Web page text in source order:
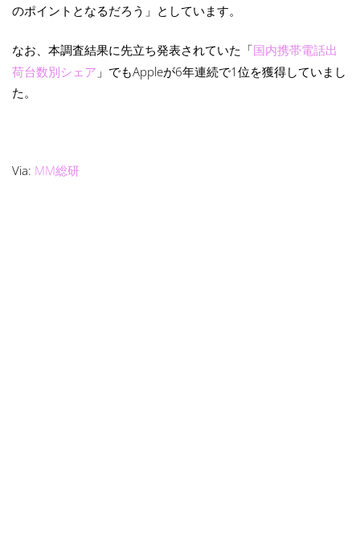
のポイントとなるだろう」としています。
なお、本調査結果に先立ち発表されていた「国内携帯電話出
荷台数別シェア 」でもAppleが6年連続で1位を獲得していまし
た。
Via: MM総研